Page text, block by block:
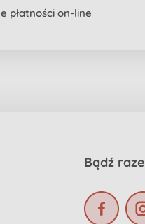
płatności on-line
Bądź